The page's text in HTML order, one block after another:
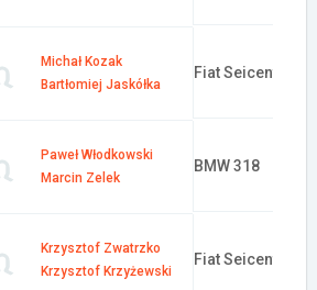
Michał Kozak
Bartłomiej Jaskółka
Fiat Seicento
Paweł Włodkowski
Marcin Zelek
BMW 318
Krzysztof Zwatrzko
Krzysztof Krzyżewski
Fiat Seicento